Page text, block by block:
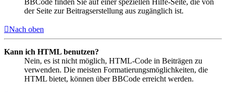
der Seite zur Beitragserstellung aus zugänglich ist.
Nach oben
Kann ich HTML benutzen?
Nein, es ist nicht möglich, HTML-Code in Beiträgen zu
verwenden. Die meisten Formatierungsmöglichkeiten, die
HTML bietet, können über BBCode erreicht werden.